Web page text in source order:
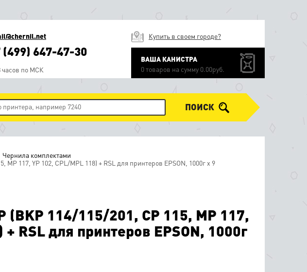
(499) 647-47-30
часов по МСК
Купить в своем городе?
ВАША КАНИСТРА
0 товаров на сумму 0.00руб.
ПОИСК
Чернила комплектами
MP 117, YP 102, CPL/MPL 118) + RSL для принтеров EPSON, 1000г х 9
(BKP 114/115/201, CP 115, MP 117,
RSL для принтеров EPSON, 1000г